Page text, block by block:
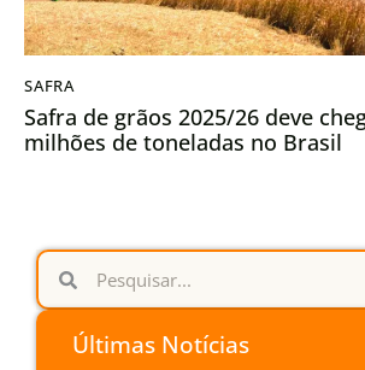
SAFRA
Safra de grãos 2025/26 deve
milhões de toneladas no Brasil
Últimas Notícias